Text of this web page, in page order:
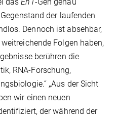
der laufenden
Dennoch ist absehbar,
Folgen haben,
berühren die
RNA-Forschung,
„Aus der Sicht
wir einen neuen
der während der